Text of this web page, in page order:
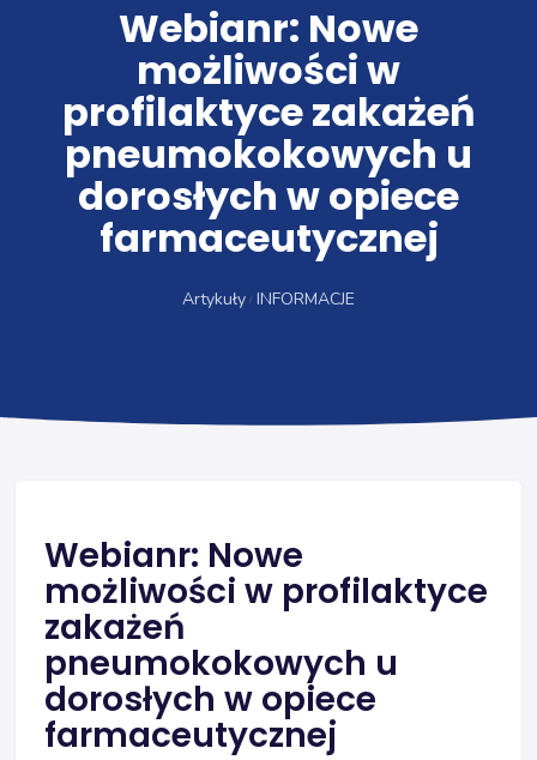
Webianr: Nowe
możliwości w
profilaktyce zakażeń
pneumokokowych u
dorosłych w opiece
farmaceutycznej
Artykuły INFORMACJE
Webianr: Nowe
możliwości w profilaktyce
zakażeń
pneumokokowych u
dorosłych w opiece
farmaceutycznej